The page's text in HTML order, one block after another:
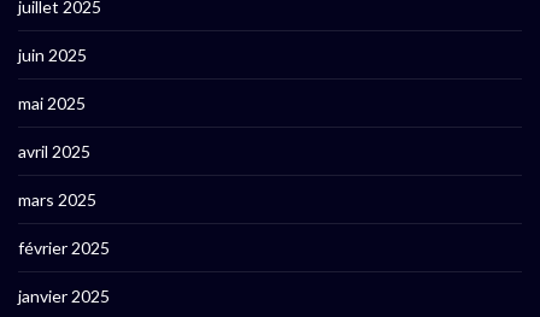
juillet 2025
juin 2025
mai 2025
avril 2025
mars 2025
février 2025
janvier 2025